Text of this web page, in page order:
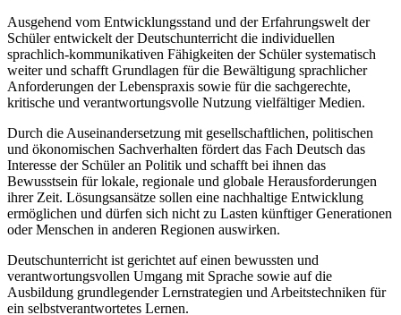
Ausgehend vom Entwicklungsstand und der Erfahrungswelt der
Schüler entwickelt der Deutschunterricht die individuellen
sprachlich-kommunikativen Fähigkeiten der Schüler systematisch
weiter und schafft Grundlagen für die Bewältigung sprachlicher
Anforderungen der Lebenspraxis sowie für die sachgerechte,
kritische und verantwortungsvolle Nutzung vielfältiger Medien.
Durch die Auseinandersetzung mit gesellschaftlichen, politischen
und ökonomischen Sachverhalten fördert das Fach Deutsch das
Interesse der Schüler an Politik und schafft bei ihnen das
Bewusstsein für lokale, regionale und globale Herausforderungen
ihrer Zeit. Lösungsansätze sollen eine nachhaltige Entwicklung
ermöglichen und dürfen sich nicht zu Lasten künftiger Generationen
oder Menschen in anderen Regionen auswirken.
Deutschunterricht ist gerichtet auf einen bewussten und
verantwortungsvollen Umgang mit Sprache sowie auf die
Ausbildung grundlegender Lernstrategien und Arbeitstechniken für
ein selbstverantwortetes Lernen.